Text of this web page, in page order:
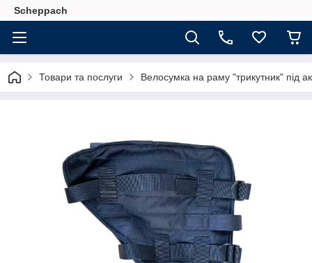
Scheppach
Товари та послуги Велосумка на раму "трикутник" під